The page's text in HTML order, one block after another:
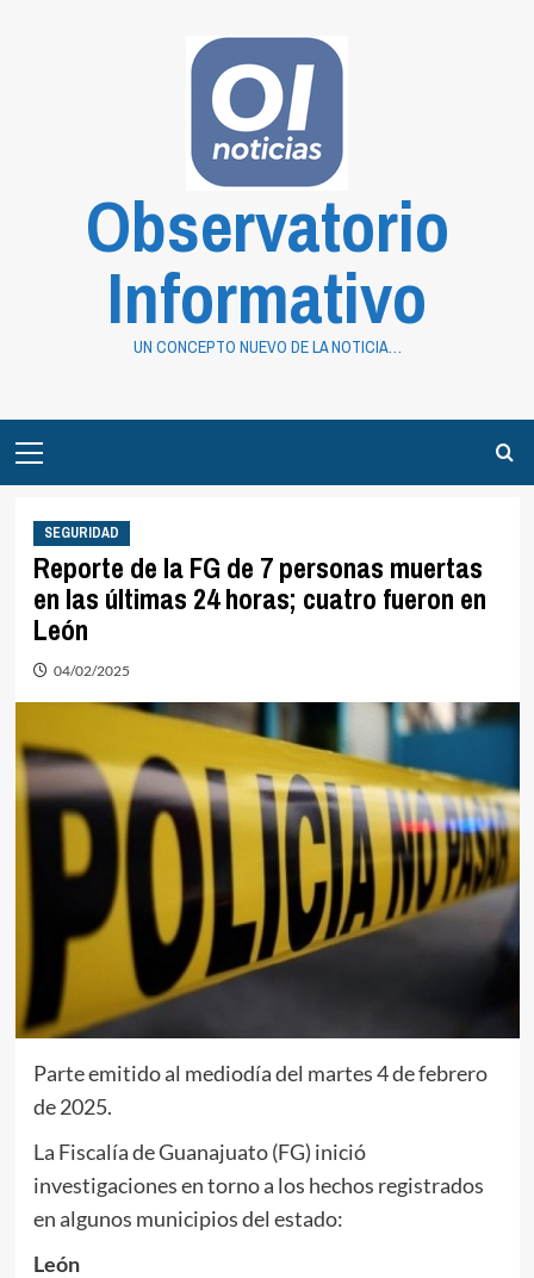
Observatorio
Informativo
UN CONCEPTO NUEVO DE LA NOTICIA…
Menu
SEGURIDAD
Reporte de la FG de 7 personas muertas
en las últimas 24 horas; cuatro fueron en
León
04/02/2025
Parte emitido al mediodía del martes 4 de febrero
de 2025.
La Fiscalía de Guanajuato (FG) inició
investigaciones en torno a los hechos registrados
en algunos municipios del estado:
León